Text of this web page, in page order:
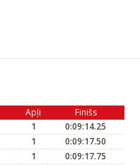
Apļi
Finišs
1
0:09:14.25
1
0:09:17.50
1
0:09:17.75